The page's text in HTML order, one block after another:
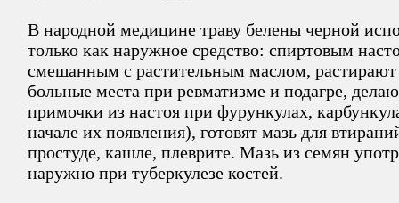
В народной медицине траву белены черной
только как наружное средство: спиртовым
смешанным с растительным маслом, растирают
больные места при ревматизме и подагре,
примочки из настоя при фурункулах,
начале их появления), готовят мазь для
простуде, кашле, плеврите. Мазь из семян
наружно при туберкулезе костей.